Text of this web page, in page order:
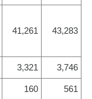
41,261 43,283
3,321 3,746
160 561